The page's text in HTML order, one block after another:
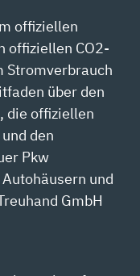
offiziellen
offiziellen CO2-
Stromverbrauch
über den
die offiziellen
den
Pkw
und
GmbH